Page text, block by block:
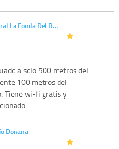
La Fonda Del R…
a solo 500 metros del
100 metros del
Tiene wi-fi gratis y
Doñana